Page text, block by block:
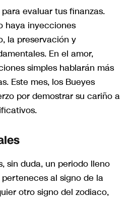
evaluar tus finanzas.
haya inyecciones
la preservación y
En el amor,
simples hablarán más
Este mes, los Bueyes
por demostrar su cariño a
sin duda, un periodo lleno
al signo de la
otro signo del zodiaco,